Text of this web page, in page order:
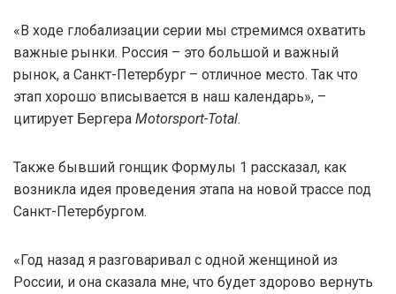
«В ходе глобализации серии мы стремимся охватить
важные рынки. Россия – это большой и важный
рынок, а Санкт-Петербург – отличное место. Так что
этап хорошо вписывается в наш календарь», –
цитирует Бергера Motorsport-Total.
Также бывший гонщик Формулы 1 рассказал, как
возникла идея проведения этапа на новой трассе под
Санкт-Петербургом.
«Год назад я разговаривал с одной женщиной из
России, и она сказала мне, что будет здорово вернуть